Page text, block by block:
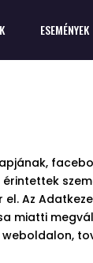
ESEMÉNYEK
Az
miatti